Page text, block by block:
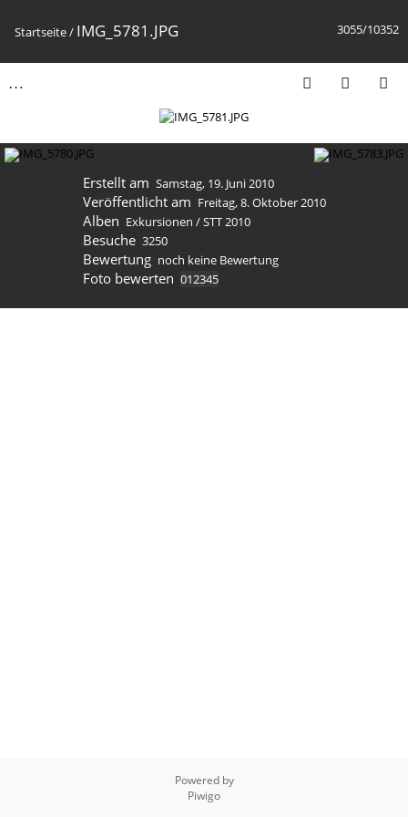
3055/10352
Startseite/ IMG_5781.JPG
Erstellt am Samstag, 19. Juni 2010
Veröffentlicht am Freitag, 8. Oktober 2010
Alben Exkursionen /STT 2010
Besuche 3250
Bewertung noch keine Bewertung
Foto bewerten
Powered by
Piwigo